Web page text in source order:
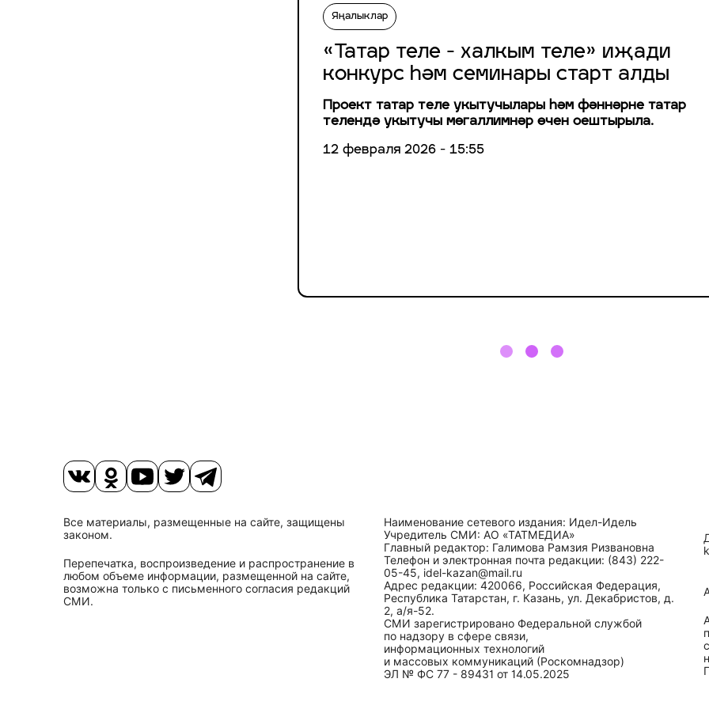
Яңалыклар
«Татар теле - халкым теле» иҗади
конкурс һәм семинары старт алды
Проект татар теле укытучылары һәм фәннәрне татар
телендә укытучы мөгаллимнәр өчен оештырыла.
12 февраля 2026 - 15:55
Все материалы, размещенные на сайте, защищены
законом.
Перепечатка, воспроизведение и распространение в
любом объеме информации, размещенной на сайте,
возможна только с письменного согласия редакций
СМИ.
Наименование сетевого издания: Идел-Идель
Учредитель СМИ: АО «ТАТМЕДИА»
Главный редактор: Галимова Рамзия Ризвановна
Телефон и электронная почта редакции: (843) 222-
05-45, idel-kazan@mail.ru
Адрес редакции: 420066, Российская Федерация,
Республика Татарстан, г. Казань, ул. Декабристов, д.
2, а/я-52.
СМИ зарегистрировано Федеральной службой
по надзору в сфере связи,
информационных технологий
и массовых коммуникаций (Роскомнадзор)
ЭЛ № ФС 77 - 89431 от 14.05.2025